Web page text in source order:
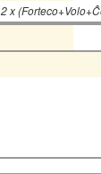
2 x